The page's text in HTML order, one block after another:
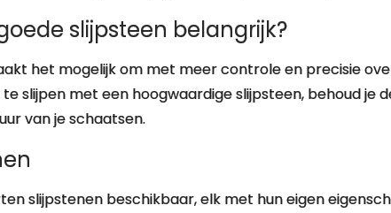
slijpsteen belangrijk?
het mogelijk om met meer controle en precisie
slijpen met een hoogwaardige slijpsteen, behoud je
van je schaatsen.
slijpstenen beschikbaar, elk met hun eigen